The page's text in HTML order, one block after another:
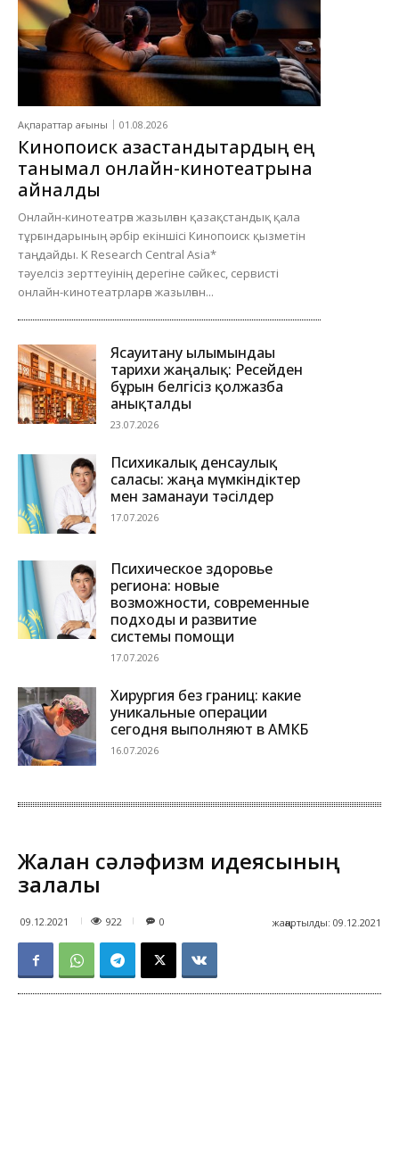
Ақпараттар ағыны 01.08.2026
Кинопоиск қазақстандықтардың ең
танымал онлайн-кинотеатрына
айналды
Онлайн-кинотеатрға жазылған қазақстандық қала
тұрғындарының әрбір екіншісі Кинопоиск қызметін
таңдайды. K Research Central Asia*
тәуелсіз зерттеуінің дерегіне сәйкес, сервисті
онлайн-кинотеатрларға жазылған...
Ясауитану ғылымындағы
тарихи жаңалық: Ресейден
бұрын белгісіз қолжазба
анықталды
23.07.2026
Психикалық денсаулық
саласы: жаңа мүмкіндіктер
мен заманауи тәсілдер
17.07.2026
Психическое здоровье
региона: новые
возможности, современные
подходы и развитие
системы помощи
17.07.2026
Хирургия без границ: какие
уникальные операции
сегодня выполняют в АМКБ
16.07.2026